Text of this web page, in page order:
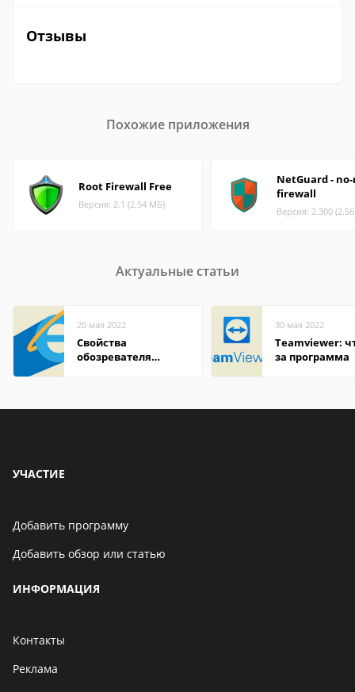
Отзывы
Похожие приложения
Root Firewall Free
Версия: 2.1 (2.54 МБ)
NetGuard -
firewall
Версия: 2.300
Актуальные статьи
20 мая 2022
Свойства
обозревателя
30 мая 2022
Teamviewer:
за программа
УЧАСТИЕ
Добавить программу
Добавить обзор или статью
ИНФОРМАЦИЯ
Контакты
Реклама